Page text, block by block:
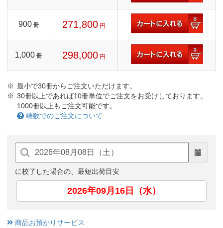
900 冊 271,800 円
1,000 冊 298,000 円
最小で30冊からご注文いただけます。
30冊以上であれば10冊単位でご注文をお受けしております。
1000冊以上もご注文可能です。
端数でのご注文について
に校了した場合の、最短出荷目安
2026年09月16日（水）
商品お預かりサービス